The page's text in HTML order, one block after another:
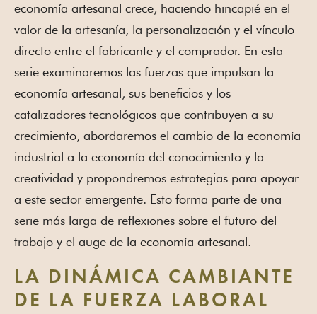
economía artesanal crece, haciendo hincapié en el
valor de la artesanía, la personalización y el vínculo
directo entre el fabricante y el comprador. En esta
serie examinaremos las fuerzas que impulsan la
economía artesanal, sus beneficios y los
catalizadores tecnológicos que contribuyen a su
crecimiento, abordaremos el cambio de la economía
industrial a la economía del conocimiento y la
creatividad y propondremos estrategias para apoyar
a este sector emergente. Esto forma parte de una
serie más larga de reflexiones sobre el futuro del
trabajo y el auge de la economía artesanal.
LA DINÁMICA CAMBIANTE
DE LA FUERZA LABORAL